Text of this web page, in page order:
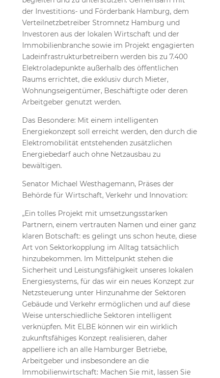
der Investitions- und Förderbank Hamburg, dem
Verteilnetzbetreiber Stromnetz Hamburg und
Investoren aus der lokalen Wirtschaft und der
Immobilienbranche sowie im Projekt engagierten
Ladeinfrastrukturbetreibern werden bis zu 7.400
Elektroladepunkte außerhalb des öffentlichen
Raums errichtet, die exklusiv durch Mieter,
Wohnungseigentümer, Beschäftigte oder deren
Arbeitgeber genutzt werden.
Das Besondere: Mit einem intelligenten
Energiekonzept soll erreicht werden, den durch die
Elektromobilität entstehenden zusätzlichen
Energiebedarf auch ohne Netzausbau zu
bewältigen.
Senator Michael Westhagemann, Präses der
Behörde für Wirtschaft, Verkehr und Innovation:
„Ein tolles Projekt mit umsetzungsstarken
Partnern, einem vertrauten Namen und einer ganz
klaren Botschaft: es gelingt uns schon heute, diese
Art von Sektorkopplung im Alltag tatsächlich
hinzubekommen. Im Mittelpunkt stehen die
Sicherheit und Leistungsfähigkeit unseres lokalen
Energiesystems, für das wir ein neues Konzept zur
Netzsteuerung unter Hinzunahme der Sektoren
Gebäude und Verkehr ermöglichen und auf diese
Weise unterschiedliche Sektoren intelligent
verknüpfen. Mit ELBE können wir ein wirklich
zukunftsfähiges Konzept realisieren, daher
appelliere ich an alle Hamburger Betriebe,
Arbeitgeber und insbesondere an die
Immobilienwirtschaft: Machen Sie mit, lassen Sie